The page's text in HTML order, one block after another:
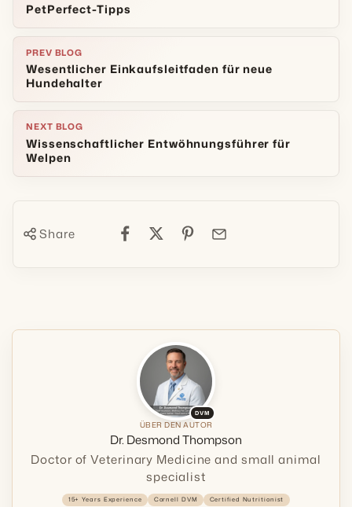
PetPerfect-Tipps
PREV BLOG
Wesentlicher Einkaufsleitfaden für neue
Hundehalter
NEXT BLOG
Wissenschaftlicher Entwöhnungsführer für
Welpen
Share
DVM
ÜBER DEN AUTOR
Dr. Desmond Thompson
Doctor of Veterinary Medicine and small animal
specialist
15+ Years Experience Cornell DVM Certified Nutritionist